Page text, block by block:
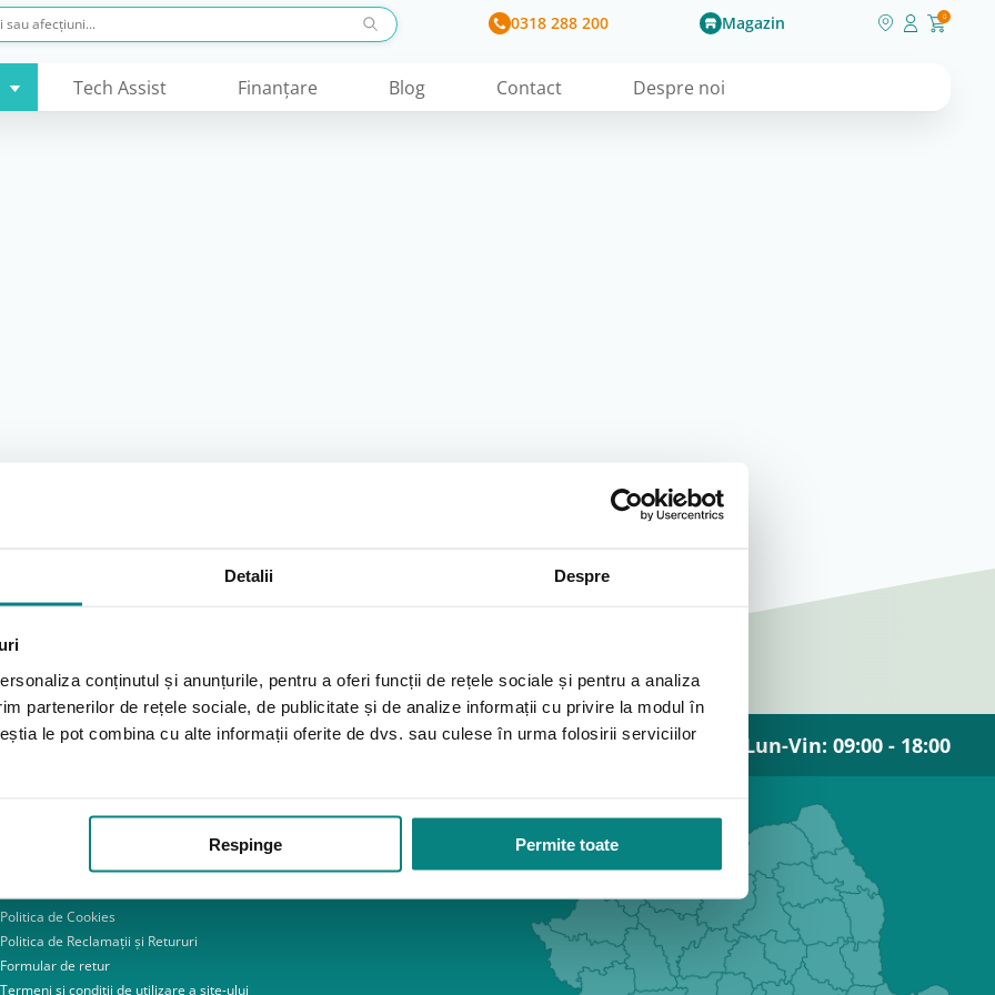
Detalii Despre
conținutul și anunțurile, pentru a oferi funcții de rețele sociale și pentru a analiza
partenerilor de rețele sociale, de publicitate și de analize informații cu privire la modul în
le pot combina cu alte informații oferite de dvs. sau culese în urma folosirii serviciilor
Respinge Permite toate
0318 288 200 Magazin 0
Tech Assist Finanţare Blog Contact Despre noi
online chat Lun-Vin: 09:00 - 18:00
Link-uri utile
Politica de Cookies
Politica de Reclamații și Retururi
Formular de retur
Termeni si conditii de utilizare a site-ului